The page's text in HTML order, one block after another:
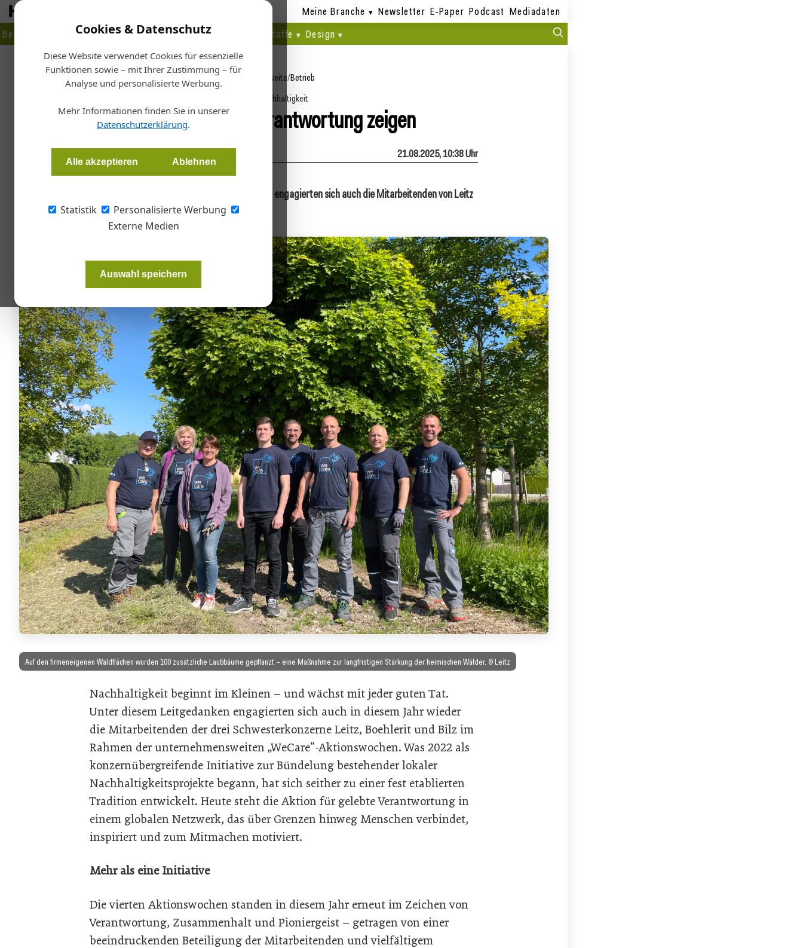
Cookies & Datenschutz
Diese Website verwendet Cookies für essenzielle
Funktionen sowie – mit Ihrer Zustimmung – für
Analyse und personalisierte Werbung.
Mehr Informationen finden Sie in unserer
Datenschutzerklärung.
Alle akzeptieren Ablehnen
Statistik
Personalisierte Werbung
Externe Medien
Auswahl speichern
Meine Branche Newsletter E-Paper Podcast Mediadaten
Betrieb
Planen Bauen Fertigen Bau- + Werkstoffe Design
Startseite/Betrieb
Nachhaltigkeit
Gemeinsam Verantwortung zeigen
21.08.2025, 10:38 Uhr
Im Rahmen der „WeCare“-Aktionswochen 2025 engagierten sich auch die Mitarbeitenden von Leitz
Österreich in mehreren Projekten.
Auf den firmeneigenen Waldflächen wurden 100 zusätzliche Laubbäume gepflanzt – eine Maßnahme zur langfristigen Stärkung der heimischen Wälder. © Leitz
Nachhaltigkeit beginnt im Kleinen – und wächst mit jeder guten Tat.
Unter diesem Leitgedanken engagierten sich auch in diesem Jahr wieder
die Mitarbeitenden der drei Schwesterkonzerne Leitz, Boehlerit und Bilz im
Rahmen der unternehmensweiten „WeCare“-Aktionswochen. Was 2022 als
konzernübergreifende Initiative zur Bündelung bestehender lokaler
Nachhaltigkeitsprojekte begann, hat sich seither zu einer fest etablierten
Tradition entwickelt. Heute steht die Aktion für gelebte Verantwortung in
einem globalen Netzwerk, das über Grenzen hinweg Menschen verbindet,
inspiriert und zum Mitmachen motiviert.
Mehr als eine Initiative
Die vierten Aktionswochen standen in diesem Jahr erneut im Zeichen von
Verantwortung, Zusammenhalt und Pioniergeist – getragen von einer
beeindruckenden Beteiligung der Mitarbeitenden und vielfältigem